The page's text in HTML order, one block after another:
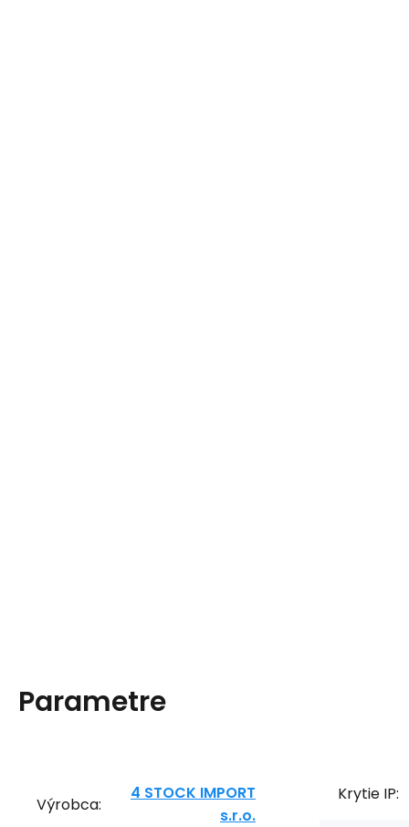
Parametre
Výrobca:
4 STOCK IMPORT
s.r.o.
Krytie IP: